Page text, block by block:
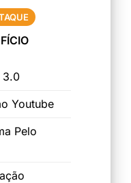
3.0
Youtube
Pelo